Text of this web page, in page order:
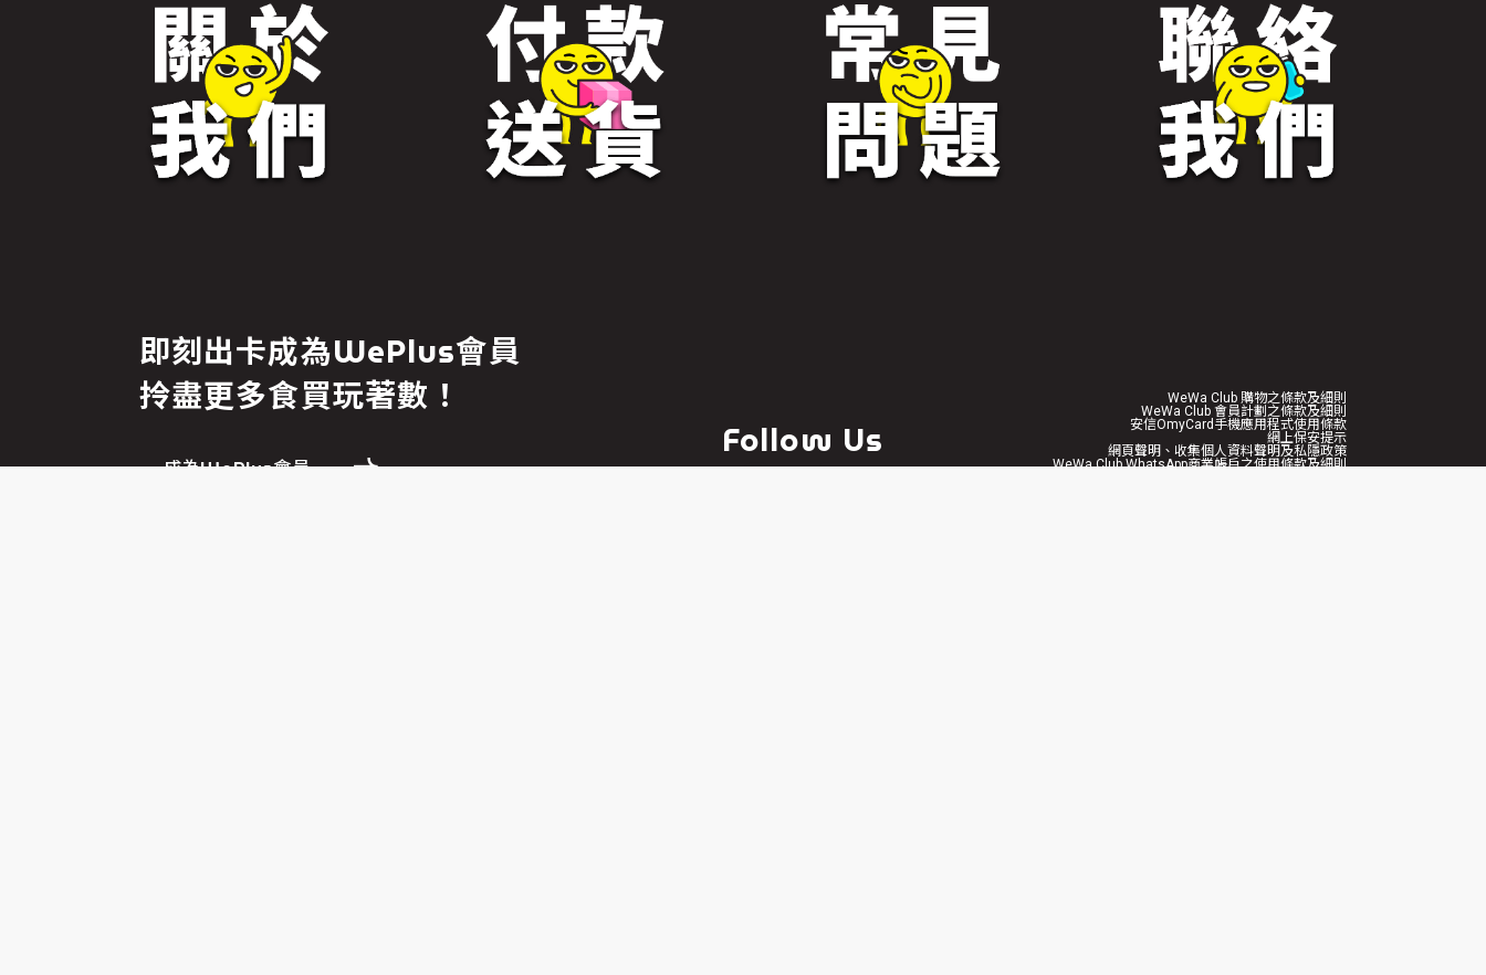
即刻出卡成為WePlus會員
拎盡更多食買玩著數！
成為WePlus會員
Follow Us
WeWa Club 購物之條款及細則
WeWa Club 會員計劃之條款及細則
安信OmyCard手機應用程式使用條款
網上保安提示
網頁聲明、收集個人資料聲明及私隱政策
WeWa Club WhatsApp商業帳戶之使用條款及細則
繼續前往